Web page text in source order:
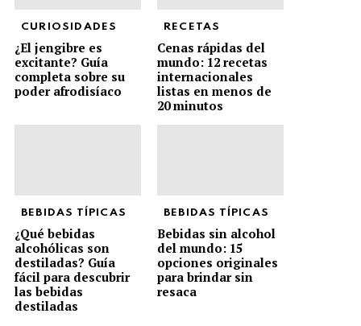
CURIOSIDADES
¿El jengibre es
excitante? Guía
completa sobre su
poder afrodisíaco
RECETAS
Cenas rápidas del
mundo: 12 recetas
internacionales
listas en menos de
20 minutos
BEBIDAS TÍPICAS
¿Qué bebidas
alcohólicas son
destiladas? Guía
fácil para descubrir
las bebidas
destiladas
BEBIDAS TÍPICAS
Bebidas sin alcohol
del mundo: 15
opciones originales
para brindar sin
resaca